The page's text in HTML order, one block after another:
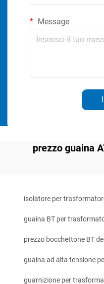
Message
prezzo guaina
isolatore per
guaina BT per
prezzo bocchettone BT
guaina ad alta tensione
guarnizione per